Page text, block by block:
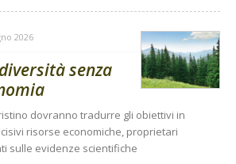
2026
senza
dovranno tradurre gli obiettivi in
risorse economiche, proprietari
sulle evidenze scientifiche